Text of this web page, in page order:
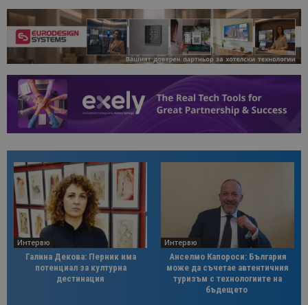
Интервю
Галина Декова: Перник има
потенциал за културна
дестинация
Интервю
Анселмо Капороси: България
може да съчетае автентичния
туризъм с технологиите на
бъдещето